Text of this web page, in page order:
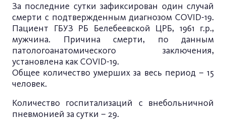
За последние сутки зафиксирован один случай
смерти с подтвержденным диагнозом COVID-19.
Пациент ГБУЗ РБ Белебеевской ЦРБ, 1961 г.р.,
мужчина. Причина смерти, по данным
патологоанатомического заключения,
установлена как COVID-19.
Общее количество умерших за весь период – 15
человек.
Количество госпитализаций с внебольничной
пневмонией за сутки – 29.